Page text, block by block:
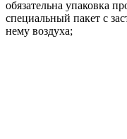
обязательна упаковка
специальный пакет с
нему воздуха;